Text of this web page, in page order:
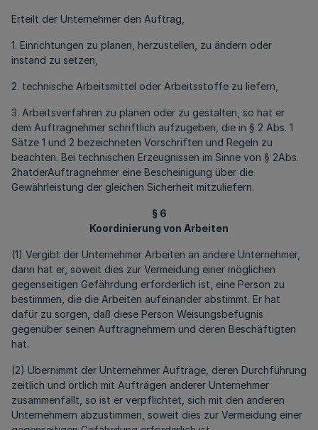
Erteilt der Unternehmer den Auftrag,
1. Einrichtungen zu planen, herzustellen, zu ändern oder
instand zu setzen,
2. technische Arbeitsmittel oder Arbeitsstoffe zu liefern,
3. Arbeitsverfahren zu planen oder zu gestalten, so hat er
dem Auftragnehmer schriftlich aufzugeben, die in § 2 Abs. 1
Sätze 1 und 2 bezeichneten Vorschriften und Regeln zu
beachten. Bei technischen Erzeugnissen im Sinne von § 2Abs.
2hatderAuftragnehmer eine Bescheinigung über die
Gewährleistung der gleichen Sicherheit mitzuliefern.
§ 6
Koordinierung von Arbeiten
(1) Vergibt der Unternehmer Arbeiten an andere Unternehmer,
dann hat er, soweit dies zur Vermeidung einer möglichen
gegenseitigen Gefährdung erforderlich ist, eine Person zu
bestimmen, die die Arbeiten aufeinander abstimmt. Er hat
dafür zu sorgen, daß diese Person Weisungsbefugnis
gegenüber seinen Auftragnehmern und deren Beschäftigten
hat.
(2) Übernimmt der Unternehmer Aufträge, deren Durchführung
zeitlich und örtlich mit Aufträgen anderer Unternehmer
zusammenfällt, so ist er verpflichtet, sich mit den anderen
Unternehmern abzustimmen, soweit dies zur Vermeidung einer